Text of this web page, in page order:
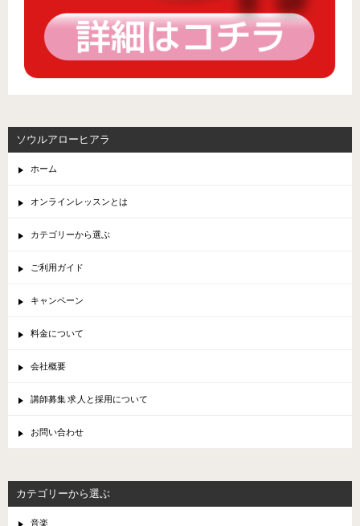
ソウルアローヒアラ
ホーム
オンラインレッスンとは
カテゴリーから選ぶ
ご利用ガイド
キャンペーン
料金について
会社概要
講師募集 求人と採用について
お問い合わせ
カテゴリーから選ぶ
音楽